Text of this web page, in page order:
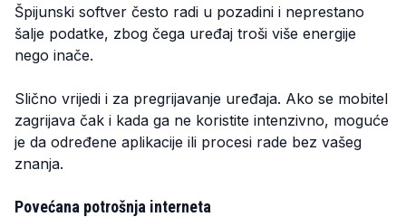
Špijunski softver često radi u pozadini i neprestano
šalje podatke, zbog čega uređaj troši više energije
nego inače.
Slično vrijedi i za pregrijavanje uređaja. Ako se mobitel
zagrijava čak i kada ga ne koristite intenzivno, moguće
je da određene aplikacije ili procesi rade bez vašeg
znanja.
Povećana potrošnja interneta